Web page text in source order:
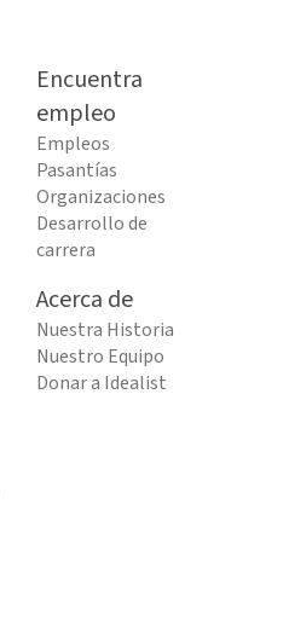
Encuentra
empleo
Empleos
Pasantías
Organizaciones
Desarrollo de
carrera
Acerca de
Nuestra Historia
Nuestro Equipo
Donar a Idealist